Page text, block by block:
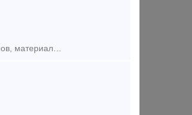
Компания на постоянной основе закупает комплектующие для грузовых и пассажирских вагонов, материалы ВСП, а также запчасти для тепловозов и электровозов. Дорого! Хомут тяговый 106.00.001-2 п